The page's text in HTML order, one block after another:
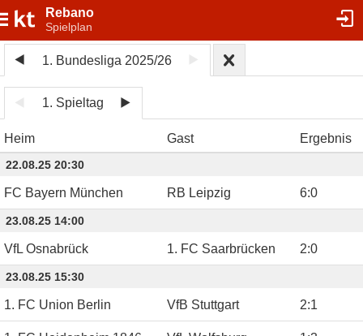
Rebano
Spielplan
1. Bundesliga 2025/26
1. Spieltag
Heim Gast Ergebnis
22.08.25 20:30
FC Bayern München RB Leipzig 6:0
23.08.25 14:00
VfL Osnabrück 1. FC Saarbrücken 2:0
23.08.25 15:30
1. FC Union Berlin VfB Stuttgart 2:1